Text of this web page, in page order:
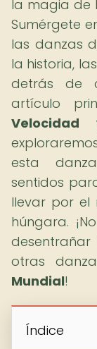
la magia de
Sumérgete
las danzas
la historia,
detrás de
artículo
esta
sentidos
llevar por el
húngara.
otras
Mundial!
Índice